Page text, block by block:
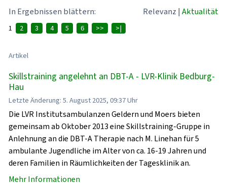
In Ergebnissen blättern:
Relevanz | Aktualität
1 2 3 4 5 6 >> >|
Artikel
Skillstraining angelehnt an DBT-A - LVR-Klinik Bedburg-
Hau
Letzte Änderung: 5. August 2025, 09:37 Uhr
Die LVR Institutsambulanzen Geldern und Moers bieten
gemeinsam ab Oktober 2013 eine Skillstraining-Gruppe in
Anlehnung an die DBT-A Therapie nach M. Linehan für 5
ambulante Jugendliche im Alter von ca. 16-19 Jahren und
deren Familien in Räumlichkeiten der Tagesklinik an.
Mehr Informationen